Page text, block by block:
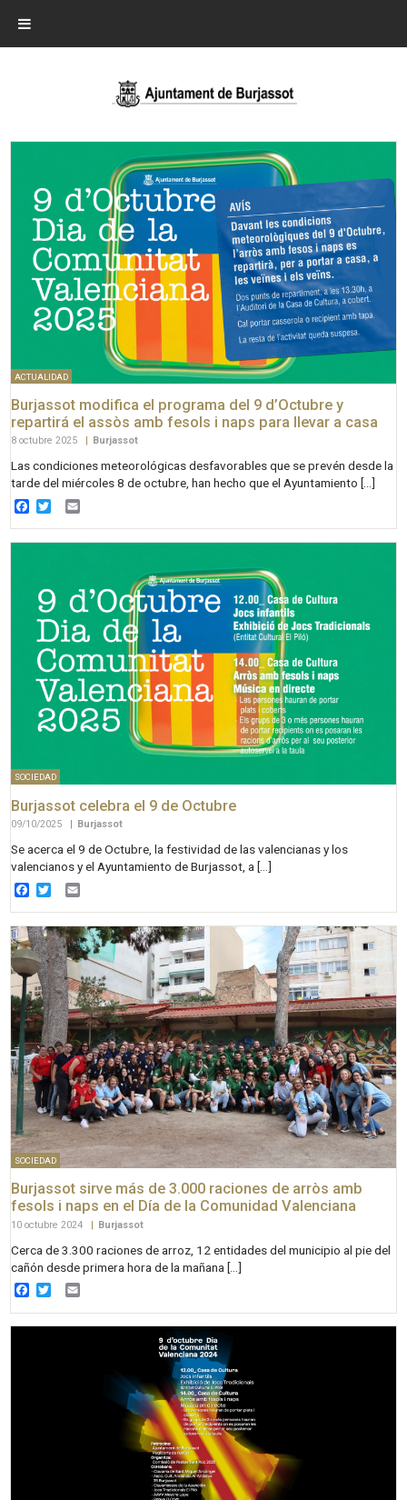
ACTUALIDAD
Burjassot modifica el programa del 9 d’Octubre y
repartirá el assòs amb fesols i naps para llevar a casa
8 octubre 2025 Burjassot
Las condiciones meteorológicas desfavorables que se prevén desde la
tarde del miércoles 8 de octubre, han hecho que el Ayuntamiento […]
Facebook
Twitter
SOCIEDAD
Burjassot celebra el 9 de Octubre
09/10/2025 | Burjassot
Se acerca el 9 de Octubre, la festividad de las valencianas y los
valencianos y el Ayuntamiento de Burjassot, a […]
Facebook
Twitter
SOCIEDAD
Burjassot sirve más de 3.000 raciones de arròs amb
fesols i naps en el Día de la Comunidad Valenciana
10 octubre 2024 | Burjassot
Cerca de 3.300 raciones de arroz, 12 entidades del municipio al pie del
cañón desde primera hora de la mañana […]
Facebook
Twitter